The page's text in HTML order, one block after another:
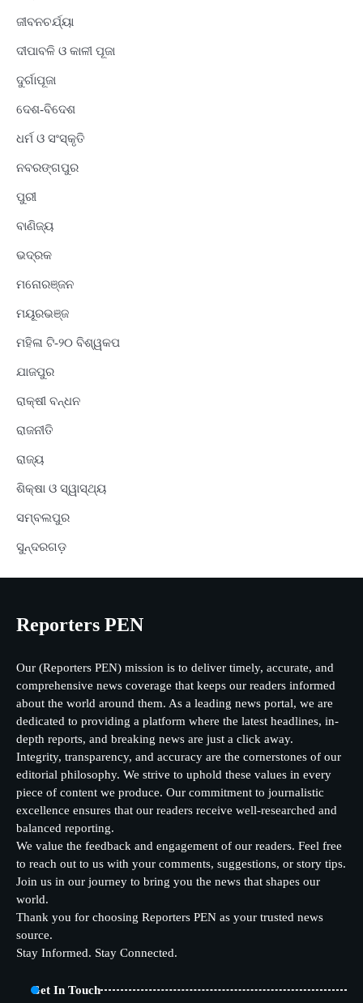
ଜୀବନଚର୍ଯ୍ୟା
ଦୀପାବଳି ଓ କାଳୀ ପୂଜା
ଦୁର୍ଗାପୂଜା
ଦେଶ-ବିଦେଶ
ଧର୍ମ ଓ ସଂସ୍କୃତି
ନବରଙ୍ଗପୁର
ପୁରୀ
ବାଣିଜ୍ୟ
ଭଦ୍ରକ
ମନୋରଞ୍ଜନ
ମୟୂରଭଞ୍ଜ
ମହିଳା ଟି-୨୦ ବିଶ୍ୱକପ
ଯାଜପୁର
ରାକ୍ଷୀ ବନ୍ଧନ
ରାଜନୀତି
ରାଜ୍ୟ
ଶିକ୍ଷା ଓ ସ୍ୱାସ୍ଥ୍ୟ
ସମ୍ବଲପୁର
ସୁନ୍ଦରଗଡ଼
Reporters PEN
Our (Reporters PEN) mission is to deliver timely, accurate, and
comprehensive news coverage that keeps our readers informed
about the world around them. As a leading news portal, we are
dedicated to providing a platform where the latest headlines, in-
depth reports, and breaking news are just a click away.
Integrity, transparency, and accuracy are the cornerstones of our
editorial philosophy. We strive to uphold these values in every
piece of content we produce. Our commitment to journalistic
excellence ensures that our readers receive well-researched and
balanced reporting.
We value the feedback and engagement of our readers. Feel free
to reach out to us with your comments, suggestions, or story tips.
Join us in our journey to bring you the news that shapes our
world.
Thank you for choosing Reporters PEN as your trusted news
source.
Stay Informed. Stay Connected.
Get In Touch